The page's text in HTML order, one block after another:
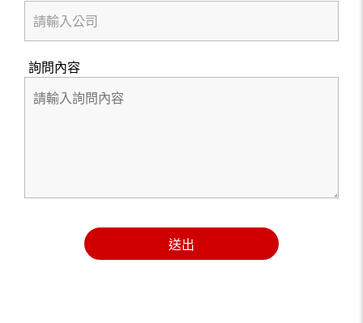
詢問內容
送出